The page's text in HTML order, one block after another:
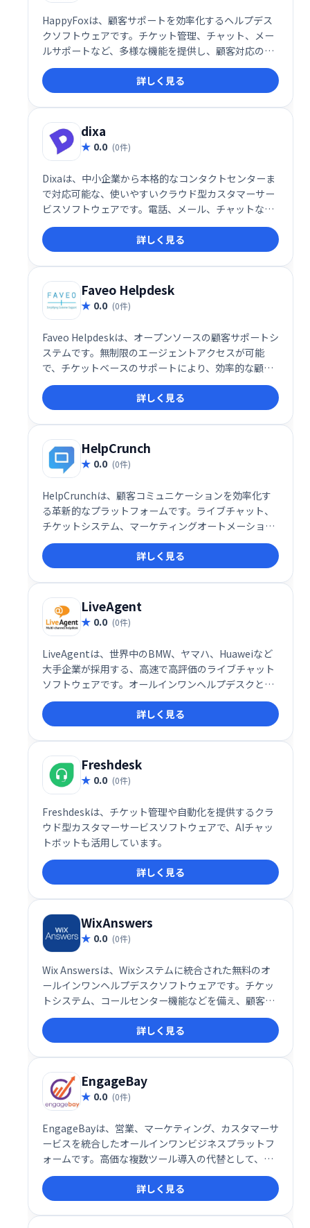
HappyFoxは、顧客サポートを効率化するヘルプデス
クソフトウェアです。チケット管理、チャット、メー
ルサポートなど、多様な機能を提供し、顧客対応の迅
速化と業務の効率化を実現します。ユーザーフレンド
リーなインターフェースで、スムーズな導入と運用が
可能です。
詳しく見る
dixa
0.0 (0件)
Dixaは、中小企業から本格的なコンタクトセンターま
で対応可能な、使いやすいクラウド型カスタマーサー
ビスソフトウェアです。電話、メール、チャットなど
マルチチャネルに対応し、リアルタイムでパーソナル
な顧客サポートを提供します。Webブラウザで動作
し、追加のソフトウェアインストールやIT専門家のサ
ポートは不要です。場所を選ばず、いつでもどこでも
アクセス可能です。
詳しく見る
Faveo Helpdesk
0.0 (0件)
Faveo Helpdeskは、オープンソースの顧客サポートシ
ステムです。無制限のエージェントアクセスが可能
で、チケットベースのサポートにより、効率的な顧客
対応を実現します。特にスタートアップや中小企業向
けに設計されており、自動化されたヘルプデスクシス
テムで顧客サポート業務を管理できます。
詳しく見る
HelpCrunch
0.0 (0件)
HelpCrunchは、顧客コミュニケーションを効率化す
る革新的なプラットフォームです。ライブチャット、
チケットシステム、マーケティングオートメーショ
ン、メールマーケティングなどを統合し、見込み客獲
得から顧客維持まで、顧客ライフサイクル全体をサポ
ートします。Web・モバイルビジネスの顧客ロイヤル
ティ向上と売上増加に貢献します。
詳しく見る
LiveAgent
0.0 (0件)
LiveAgentは、世界中のBMW、ヤマハ、Huaweiなど
大手企業が採用する、高速で高評価のライブチャット
ソフトウェアです。オールインワンヘルプデスクとし
て、パーソナライズされた顧客対応を実現し、効率的
なカスタマーサービスを提供します。2020年にはSMB
部門で最高評価を獲得。ワールドクラスのカスタマー
サポートを目指せる、フル機能のソリューションで
す。
詳しく見る
Freshdesk
0.0 (0件)
Freshdeskは、チケット管理や自動化を提供するクラ
ウド型カスタマーサービスソフトウェアで、AIチャッ
トボットも活用しています。
詳しく見る
WixAnswers
0.0 (0件)
Wix Answersは、Wixシステムに統合された無料のオ
ールインワンヘルプデスクソフトウェアです。チケッ
トシステム、コールセンター機能などを備え、顧客サ
ポートに必要なツールを網羅的に提供します。Wixユ
ーザーは、Wix Answersを活用することで、独自のサ
ービスデスクを構築し、効率的なカスタマーサポート
を実現できます。ビジネス規模を問わず、スムーズな
顧客対応を支援します。
詳しく見る
EngageBay
0.0 (0件)
EngageBayは、営業、マーケティング、カスタマーサ
ービスを統合したオールインワンビジネスプラットフ
ォームです。高価な複数ツール導入の代替として、電
子メールマーケティング、CRM、販売管理、ライブチ
ャット、マーケティングオートメーションなどを提供
します。直感的なインターフェースでビジネスの維
持・成長を支援します。
詳しく見る